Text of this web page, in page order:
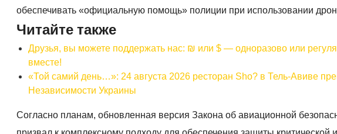
обеспечивать «официальную помощь» полиции при использовании
Читайте также
Друзья, вы можете поддержать нас: ₪ или $ — одноразово или
вместе!
«Той самий день…»: 24 августа 2026 ресторан Sho? в Тель-Авиве
Независимости Украины
Согласно планам, обновленная версия Закона об авиационной